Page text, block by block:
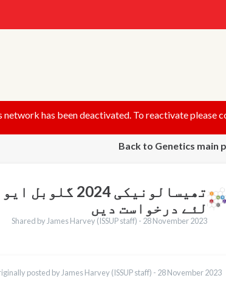
network has been deactivated. To reactivate please
Back to Genetics main
تھیسالونیکی
لئے درخواست دیں
Shared by James Harvey (ISSUP staff) - 28 November 2023
posted by James Harvey (ISSUP staff) - 28 November 2023